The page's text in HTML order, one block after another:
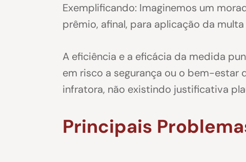
Exemplificando: Imaginemos um
prêmio, afinal, para aplicação da
A eficiência e a eficácia da medida
em risco a segurança ou o bem-estar
infratora, não existindo justificativa
Principais